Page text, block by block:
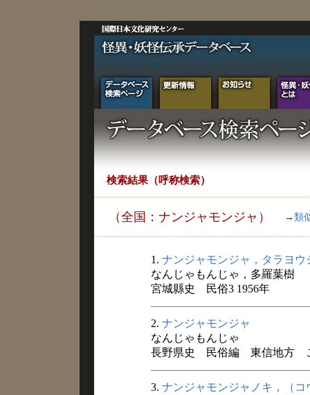
検索結果（呼称検索）
（全国：ナンジャモンジャ） → 類
1. ナンジャモンジャ，タラヨウ
なんじゃもんじゃ，多羅葉樹
宮城縣史 民俗3 1956年
2. ナンジャモンジャ
なんじゃもんじゃ
長野県史 民俗編 東信地方 こ
3. ナンジャモンジャノキ，（コ